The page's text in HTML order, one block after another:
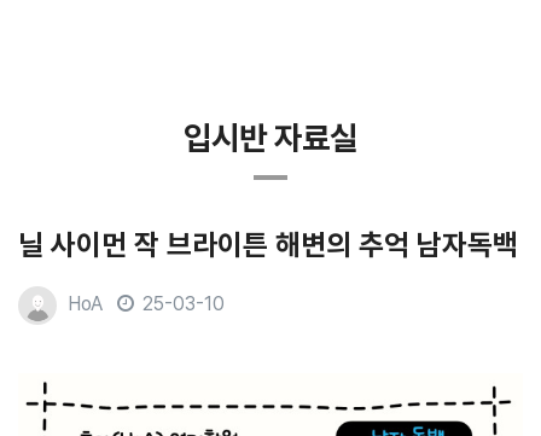
입시반 자료실
닐 사이먼 작 브라이튼 해변의 추억 남자독백
HoA 25-03-10
본문